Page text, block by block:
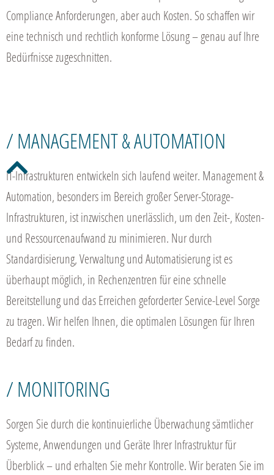
Compliance Anforderungen, aber auch Kosten. So schaffen wir
eine technisch und rechtlich konforme Lösung – genau auf Ihre
Bedürfnisse zugeschnitten.
/ MANAGEMENT & AUTOMATION
IT-Infrastrukturen entwickeln sich laufend weiter. Management &
Automation, besonders im Bereich großer Server-Storage-
Infrastrukturen, ist inzwischen unerlässlich, um den Zeit-, Kosten-
und Ressourcenaufwand zu minimieren. Nur durch
Standardisierung, Verwaltung und Automatisierung ist es
überhaupt möglich, in Rechenzentren für eine schnelle
Bereitstellung und das Erreichen geforderter Service-Level Sorge
zu tragen. Wir helfen Ihnen, die optimalen Lösungen für Ihren
Bedarf zu finden.
/ MONITORING
Sorgen Sie durch die kontinuierliche Überwachung sämtlicher
Systeme, Anwendungen und Geräte Ihrer Infrastruktur für
Überblick – und erhalten Sie mehr Kontrolle. Wir beraten Sie im